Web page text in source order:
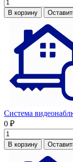
В корзину
Система
0 ₽
В корзину